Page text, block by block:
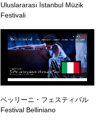
Uluslararası İstanbul Müzik
Festivali
ベッリーニ・フェスティバル
Festival Belliniano